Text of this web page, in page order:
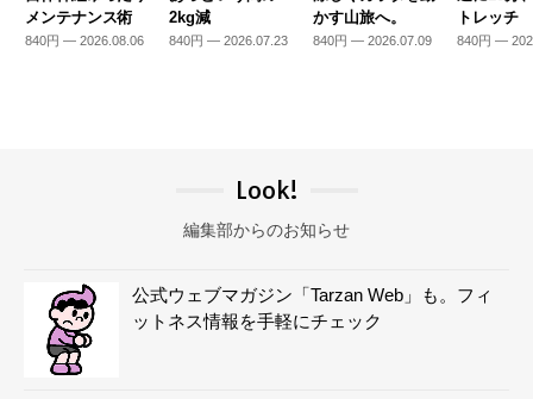
メンテナンス術
840円 — 2026.08.06
2kg減
840円 — 2026.07.23
かす山旅へ。
840円 — 2026.07.09
トレッチ
840円 —
Look!
編集部からのお知らせ
公式ウェブマガジン「Tarzan Web」も。フィ
ットネス情報を手軽にチェック